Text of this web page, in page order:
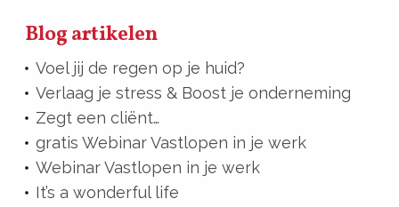
Blog artikelen
Voel jij de regen op je huid?
Verlaag je stress & Boost je onderneming
Zegt een cliënt…
gratis Webinar Vastlopen in je werk
Webinar Vastlopen in je werk
It’s a wonderful life